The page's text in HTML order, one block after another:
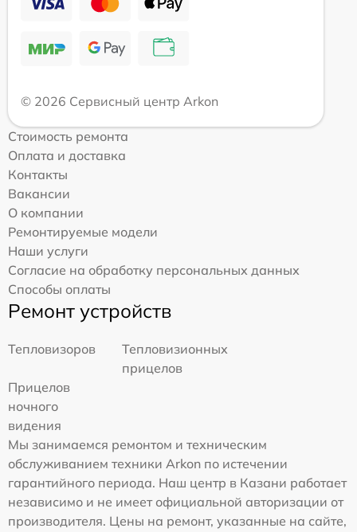
© 2026 Сервисный центр Arkon
Стоимость ремонта
Оплата и доставка
Контакты
Вакансии
О компании
Ремонтируемые модели
Наши услуги
Согласие на обработку персональных данных
Способы оплаты
Ремонт устройств
Тепловизоров
Тепловизионных
прицелов
Прицелов
ночного
видения
Мы занимаемся ремонтом и техническим
обслуживанием техники Arkon по истечении
гарантийного периода. Наш центр в Казани работает
независимо и не имеет официальной авторизации от
производителя. Цены на ремонт, указанные на сайте,